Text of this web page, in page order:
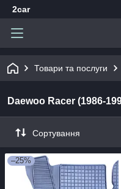
2car
Товари та послуги
Daewoo Racer (1986-
Сортування
–25%